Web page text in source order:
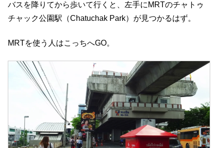
バスを降りてから歩いて行くと、左手にMRTのチャトゥ
チャック公園駅（Chatuchak Park）が見つかるはず。
MRTを使う人はこっちへGO。